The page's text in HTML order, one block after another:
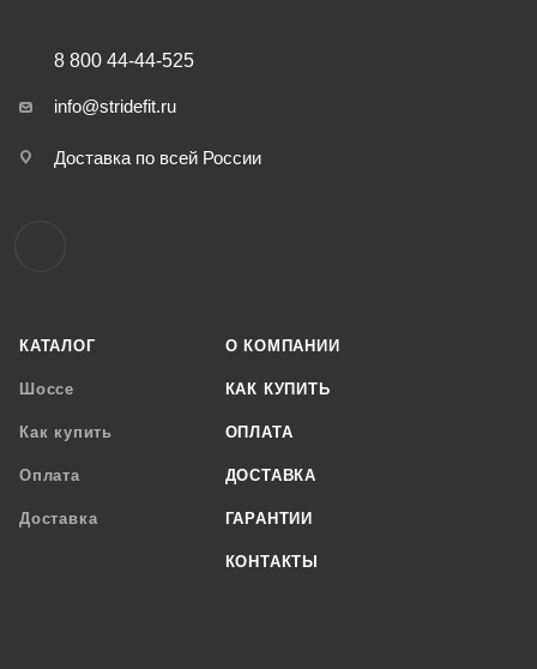
КАТАЛОГ
Шоссе
Как купить
Оплата
Доставка
О КОМПАНИИ
КАК КУПИТЬ
ОПЛАТА
ДОСТАВКА
ГАРАНТИИ
КОНТАКТЫ
8 800 44-44-525
info@stridefit.ru
Доставка по всей России